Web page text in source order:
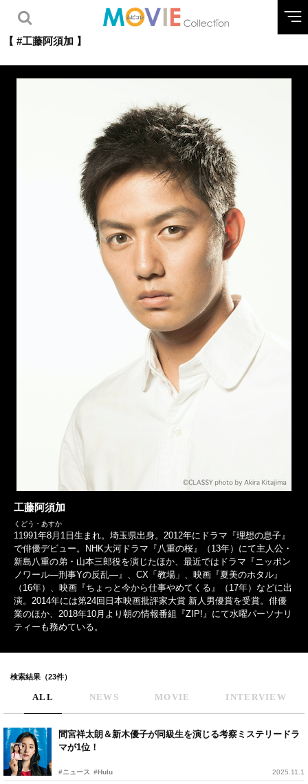
【 #工藤阿須加 】
工藤阿須加
くどう・あすか
11991年8月1日生まれ。埼玉県出身。2012年にドラマ『理想の息子』
で俳優デビュー。NHK大河ドラマ『八重の桜』（13年）にて主人公・
新島八重の弟・山本三郎役を演じたほか、最近ではドラマ『ニッポン
ノワール―刑事Yの反乱―』、CX「教場」、映画『夏美のホタル』
（16年）、映画『ちょっと今から仕事やめてくる』（17年）などに出
演。2014年には第24回日本映画批評家大賞 新人男優賞を受賞。俳優
業のほか、2018年10月より朝の情報番組『ZIP!』にて水曜パーソナリ
ティーも務めている。
検索結果（23件）
ALL NEWS MOVIE INTERVIEW
間宮祥太朗＆新木優子が同級生を演じる考察ミステリードラ
マが1位！
#ニュース #Hulu 2025.11.1